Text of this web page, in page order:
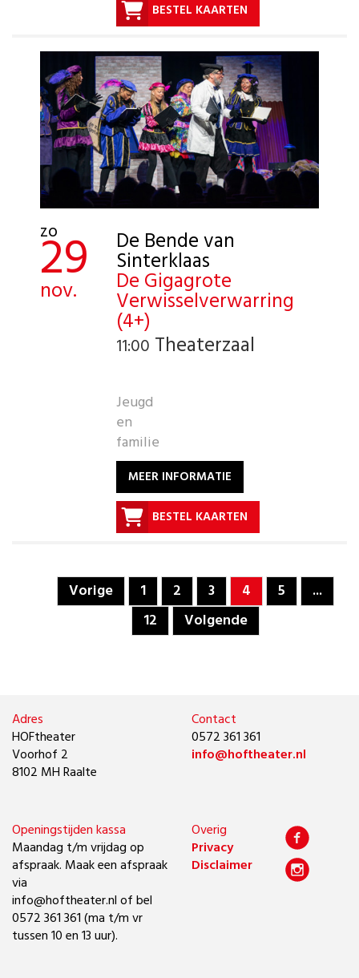
BESTEL KAARTEN
zo
29
nov.
De Bende van
Sinterklaas
De Gigagrote
Verwisselverwarring
(4+)
11:00 Theaterzaal
Jeugd
en
familie
MEER INFORMATIE
BESTEL KAARTEN
Vorige 1 2 3 4 5
...
12
Volgende
Adres
HOFtheater
Voorhof 2
8102 MH Raalte
Contact
0572 361 361
info@hoftheater.nl
Openingstijden kassa
Maandag t/m vrijdag op
afspraak. Maak een afspraak
via
info@hoftheater.nl of bel
0572 361 361 (ma t/m vr
tussen 10 en 13 uur).
Overig
Privacy
Disclaimer